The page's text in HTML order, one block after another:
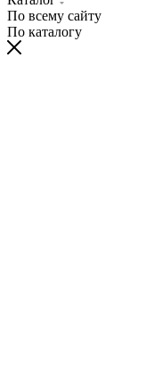
По всему сайту
По каталогу